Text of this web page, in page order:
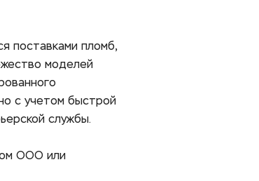
поставками пломб,
моделей
с учетом быстрой
службы.
ООО или